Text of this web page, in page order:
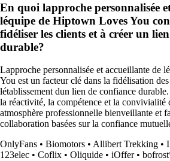
En quoi lapproche personnalisée
léquipe de Hiptown Loves You
fidéliser les clients et à créer un
durable?
Lapproche personnalisée et accueillante de
You est un facteur clé dans la fidélisation
létablissement dun lien de confiance
la réactivité, la compétence et la convivialité
atmosphère professionnelle bienveillante et
collaboration basées sur la confiance
OnlyFans • Biomotors • Allibert Trekking •
123elec • Coflix • Oliquide • iOffer•